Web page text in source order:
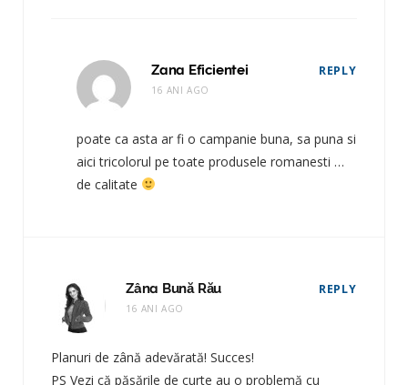
Zana Eficientei
16 ANI AGO
REPLY
poate ca asta ar fi o campanie buna, sa puna si
aici tricolorul pe toate produsele romanesti …
de calitate
Zâna Bună Rău
16 ANI AGO
REPLY
Planuri de zână adevărată! Succes!
PS Vezi că păsările de curte au o problemă cu